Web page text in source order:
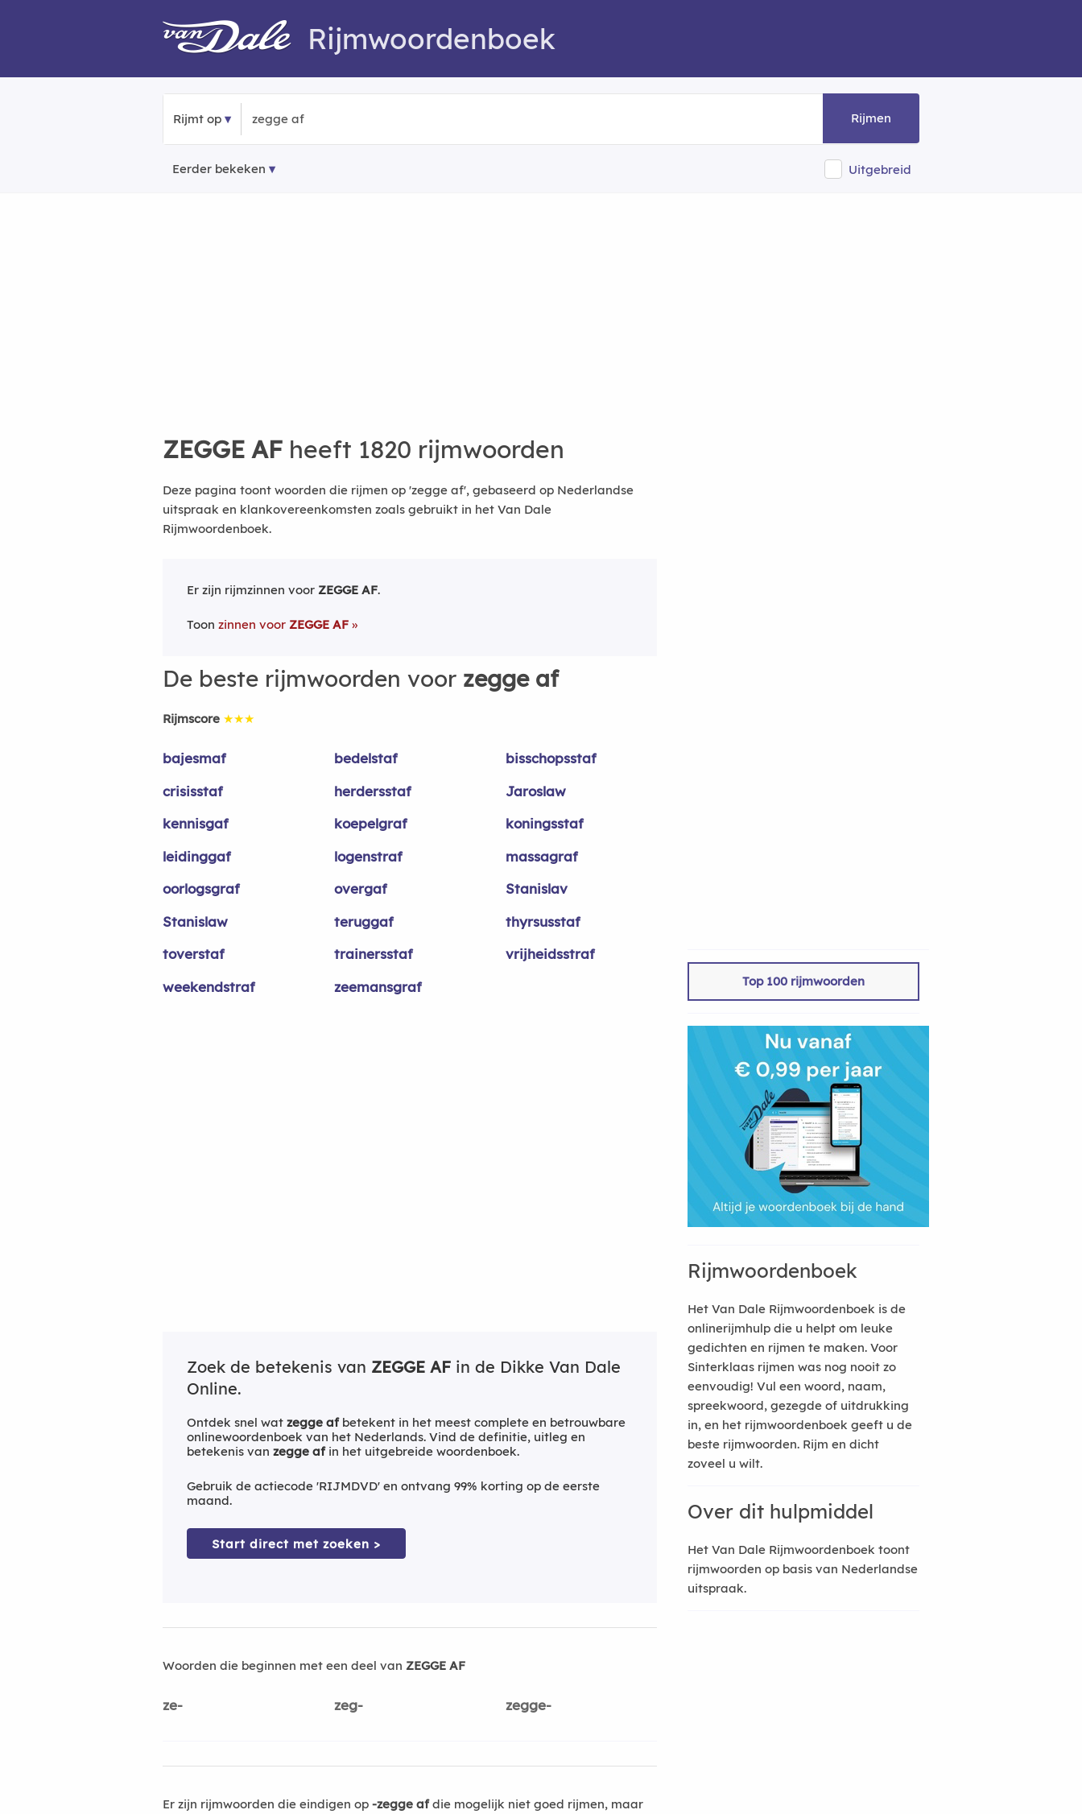
Rijmwoordenboek
Rijmt op Rijmen
Eerder bekeken Uitgebreid
ZEGGE AF heeft 1820 rijmwoorden
Deze pagina toont woorden die rijmen op 'zegge af', gebaseerd op Nederlandse
uitspraak en klankovereenkomsten zoals gebruikt in het Van Dale
Rijmwoordenboek.
Er zijn rijmzinnen voor ZEGGE AF.
Toon zinnen voor ZEGGE AF
De beste rijmwoorden voor zegge af
Rijmscore ★★★
bajesmaf bedelstaf
bisschopsstaf
crisisstaf
herdersstaf
Jaroslaw
kennisgaf
koepelgraf
koningsstaf
leidinggaf
logenstraf
massagraf
oorlogsgraf
overgaf
Stanislav
Stanislaw
teruggaf
thyrsusstaf
toverstaf
trainersstaf
vrijheidsstraf
weekendstraf
zeemansgraf
Zoek de betekenis van ZEGGE AF in de Dikke Van Dale
Online.
Ontdek snel wat zegge afbetekent in het meest complete en betrouwbare
onlinewoordenboek van het Nederlands. Vind de definitie, uitleg en
betekenis van zegge afin het uitgebreide woordenboek.
Gebruik de actiecode 'RIJMDVD' en ontvang 99% korting op de eerste
maand.
Start direct met zoeken >
Woorden die beginnen met een deel van ZEGGE AF
ze- zeg- zegge-
Er zijn rijmwoorden die eindigen op -zegge afdie mogelijk niet goed rijmen, maar
Top 100 rijmwoorden
Rijmwoordenboek
Het Van Dale Rijmwoordenboek is de
onlinerijmhulp die u helpt om leuke
gedichten en rijmen te maken. Voor
Sinterklaas rijmen was nog nooit zo
eenvoudig! Vul een woord, naam,
spreekwoord, gezegde of uitdrukking
in, en het rijmwoordenboek geeft u de
beste rijmwoorden. Rijm en dicht
zoveel u wilt.
Over dit hulpmiddel
Het Van Dale Rijmwoordenboek toont
rijmwoorden op basis van Nederlandse
uitspraak.